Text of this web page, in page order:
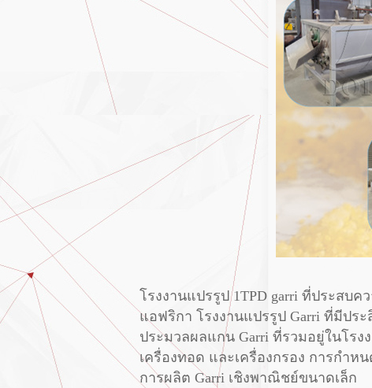
โรงงานแปรรูป 1TPD garri ที่ประสบ
แอฟริกา โรงงานแปรรูป Garri ที่มีปร
ประมวลผลแกน Garri ที่รวมอยู่ในโรง
เครื่องทอด และเครื่องกรอง การกำ
การผลิต Garri เชิงพาณิชย์ขนาดเล็ก